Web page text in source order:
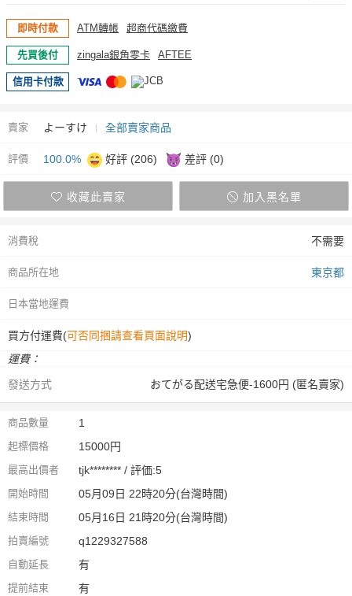
即時付款 ATM轉帳 超商代碼繳費
先買後付 zingala銀角零卡 AFTEE
信用卡付款
賣家 よーすけ 全部賣家商品
評價 100.0% 好評 (206) 差評 (0)
收藏此賣家 加入黑名單
消費稅 不需要
商品所在地 東京都
日本當地運費
買方付運費(可否同捆請查看頁面說明)
運費：
發送方式
おてがる配送宅急便-1600円 (匿名賣家)
商品數量 1
起標價格 15000円
最高出價者 tjk******** / 評価:5
開始時間 05月09日 22時20分(台灣時間)
結束時間 05月16日 21時20分(台灣時間)
拍賣編號 q1229327588
自動延長 有
提前結束 有